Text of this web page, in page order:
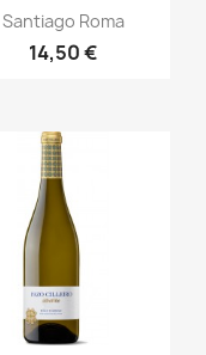
Vista rápida
Santiago Roma
14,50 €